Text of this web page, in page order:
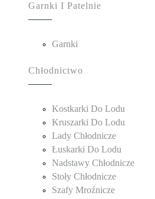
Garnki I Patelnie
Garnki
Chłodnictwo
Kostkarki Do Lodu
Kruszarki Do Lodu
Lady Chłodnicze
Łuskarki Do Lodu
Nadstawy Chłodnicze
Stoły Chłodnicze
Szafy Mroźnicze